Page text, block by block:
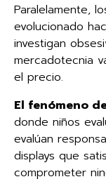
Paralelamente,
evolucionado
investigan
mercadotecnia
el precio.
El fenómeno
donde niños
evalúan
displays que
comprometer